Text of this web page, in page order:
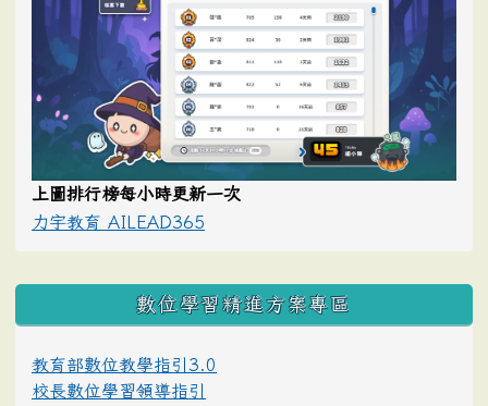
上圖排行榜每小時更新一次
力宇教育 AILEAD365
數位學習精進方案專區
教育部數位教學指引3.0
校長數位學習領導指引